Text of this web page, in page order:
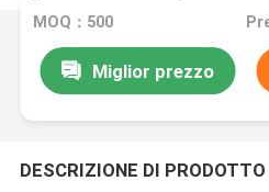
MOQ：500
Miglior prezzo
DESCRIZIONE DI PRODOTTO